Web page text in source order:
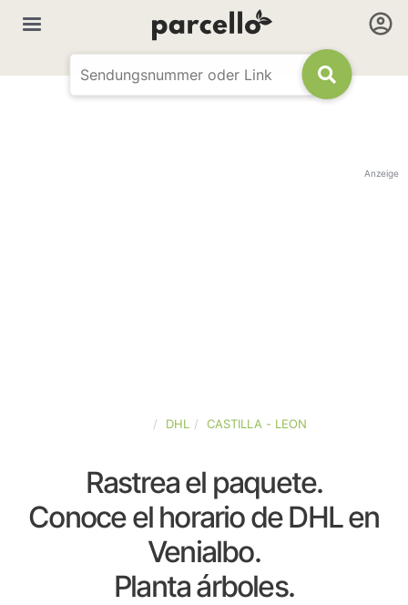
Anzeige
DHL CASTILLA - LEON
Rastrea el paquete.
Conoce el horario de DHL en
Venialbo.
Planta árboles.